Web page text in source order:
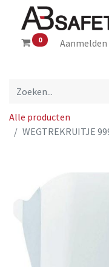
0 Aanmelden
Alle producten
WEGTREKRUITJE